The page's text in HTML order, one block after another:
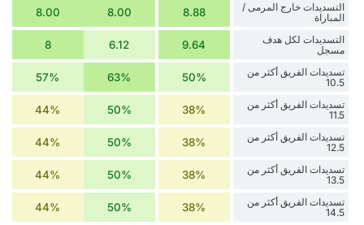
التسديدات خارج المرمى /
المباراة
8.88
8.00
8.00
التسديدات لكل هدف
مسجل
9.64
6.12
8
تسديدات الفريق أكثر من
10.5
50%
63%
57%
تسديدات الفريق أكثر من
11.5
38%
50%
44%
تسديدات الفريق أكثر من
12.5
38%
50%
44%
تسديدات الفريق أكثر من
13.5
38%
50%
44%
تسديدات الفريق أكثر من
14.5
38%
50%
44%